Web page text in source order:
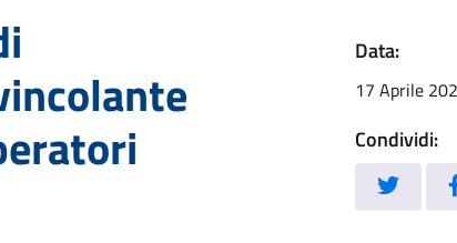
Data:
17 Aprile
Condividi: